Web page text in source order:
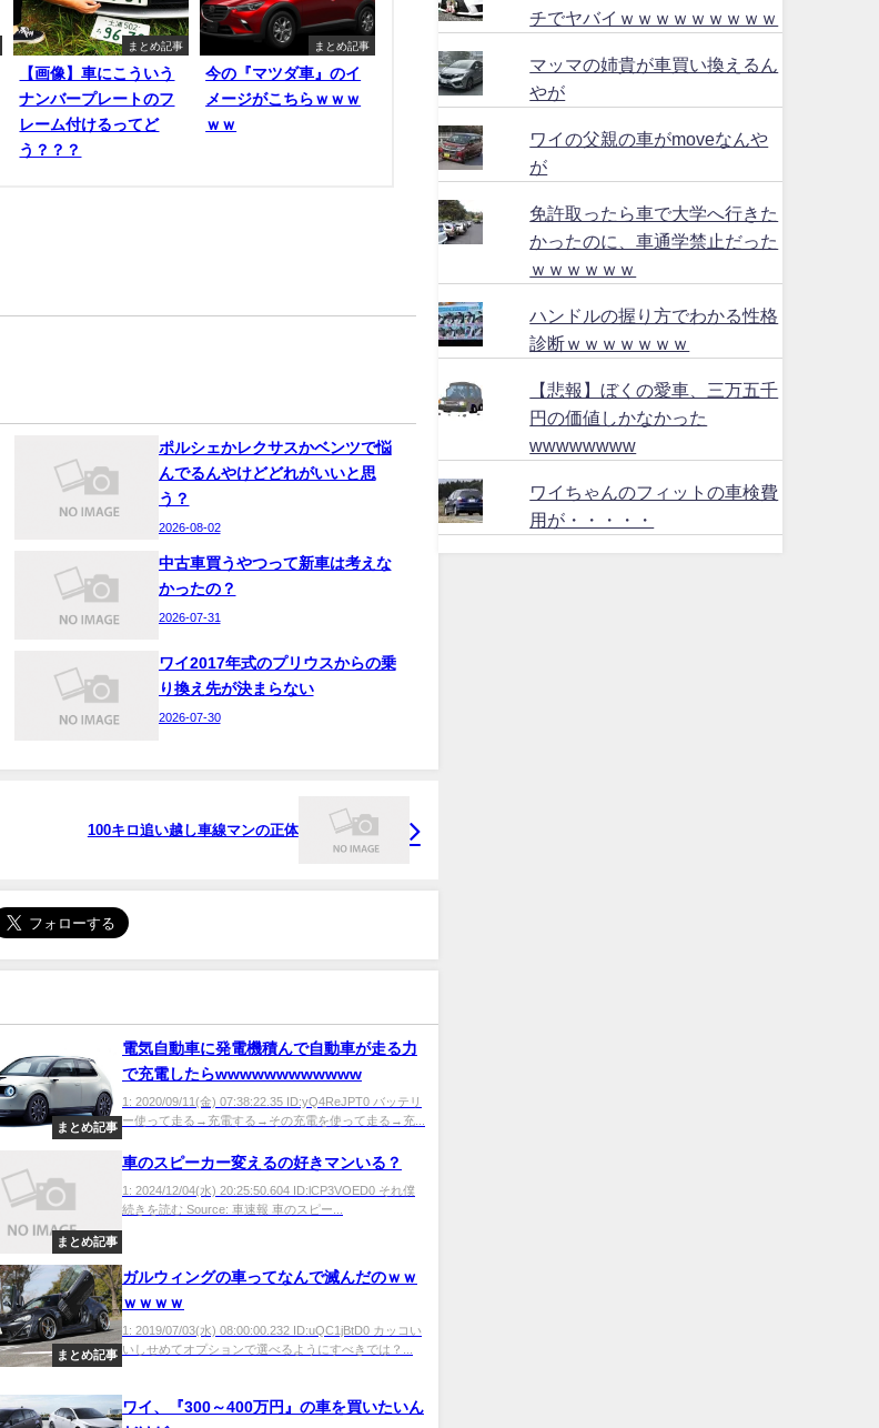
まとめ記事
【画像】車にこういう
ナンバープレートのフ
レーム付けるってど
う？？？
まとめ記事
今の『マツダ車』のイ
メージがこちらｗｗｗ
ｗｗ
ポルシェかレクサスかベンツで悩
んでるんやけどどれがいいと思
う？
2026-08-02
中古車買うやつって新車は考えな
かったの？
2026-07-31
ワイ2017年式のプリウスからの乗
り換え先が決まらない
2026-07-30
100キロ追い越し車線マンの正体
まとめ記事
電気自動車に発電機積んで自動車が走る力
で充電したらwwwwwwwwwwww
1: 2020/09/11(金) 07:38:22.35 ID:yQ4ReJPT0 バッテリ
ー使って走る→充電する→その充電を使って走る→充...
まとめ記事
車のスピーカー変えるの好きマンいる？
1: 2024/12/04(水) 20:25:50.604 ID:lCP3VOED0 それ僕
続きを読む Source: 車速報 車のスピー...
まとめ記事
ガルウィングの車ってなんで滅んだのｗｗ
ｗｗｗｗ
1: 2019/07/03(水) 08:00:00.232 ID:uQC1jBtD0 カッコい
いしせめてオプションで選べるようにすべきでは？...
ワイ、『300～400万円』の車を買いたいん
チでヤバイｗｗｗｗｗｗｗｗｗ
マッマの姉貴が車買い換えるん
やが
ワイの父親の車がmoveなんや
が
免許取ったら車で大学へ行きた
かったのに、車通学禁止だった
ｗｗｗｗｗｗ
ハンドルの握り方でわかる性格
診断ｗｗｗｗｗｗｗ
【悲報】ぼくの愛車、三万五千
円の価値しかなかった
wwwwwwww
ワイちゃんのフィットの車検費
用が・・・・・